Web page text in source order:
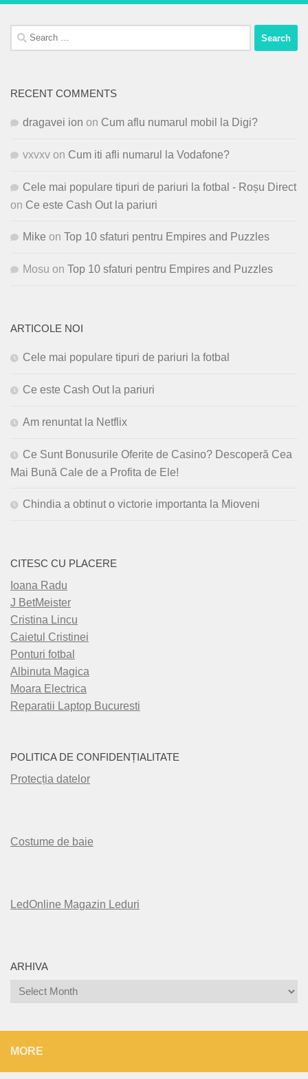
Search
for:
RECENT COMMENTS
dragavei ion on Cum aflu numarul mobil la Digi?
vxvxv on Cum iti afli numarul la Vodafone?
Cele mai populare tipuri de pariuri la fotbal - Roșu Direct
on Ce este Cash Out la pariuri
Mike on Top 10 sfaturi pentru Empires and Puzzles
Mosu on Top 10 sfaturi pentru Empires and Puzzles
ARTICOLE NOI
Cele mai populare tipuri de pariuri la fotbal
Ce este Cash Out la pariuri
Am renuntat la Netflix
Ce Sunt Bonusurile Oferite de Casino? Descoperă Cea
Mai Bună Cale de a Profita de Ele!
Chindia a obtinut o victorie importanta la Mioveni
CITESC CU PLACERE
Ioana Radu
J BetMeister
Cristina Lincu
Caietul Cristinei
Ponturi fotbal
Albinuta Magica
Moara Electrica
Reparatii Laptop Bucuresti
POLITICA DE CONFIDENȚIALITATE
Protecția datelor
Costume de baie
LedOnline Magazin Leduri
ARHIVA
Arhiva
MORE